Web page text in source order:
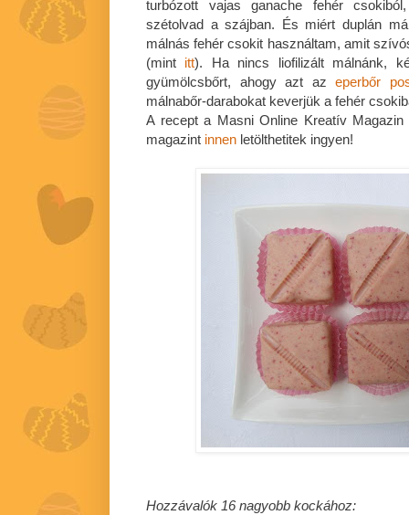
turbózott vajas ganache fehér
szétolvad a szájban. És miért duplán
málnás fehér csokit használtam, amit
(mint itt). Ha nincs liofilizált málnánk,
gyümölcsbőrt, ahogy azt azeperbőr
málnabőr-darabokat keverjük a fehér
A recept a Masni Online Kreatív
magazint innen letölthetitek ingyen!
Hozzávalók 16 nagyobb kockához: